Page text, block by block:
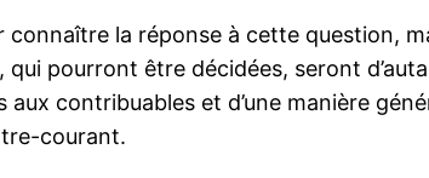
la réponse à cette question,
pourront être décidées, seront
aux contribuables et d’une manière
courant.